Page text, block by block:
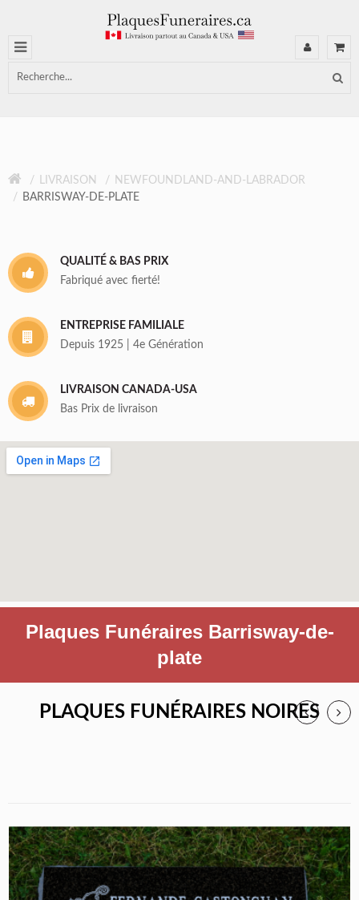
LIVRAISON
NEWFOUNDLAND-AND-LABRADOR
BARRISWAY-DE-PLATE
QUALITÉ & BAS PRIX
Fabriqué avec fierté!
ENTREPRISE FAMILIALE
Depuis 1925 | 4e Génération
LIVRAISON CANADA-USA
Bas Prix de livraison
Plaques Funéraires Barrisway-de-
plate
PLAQUES FUNÉRAIRES NOIRES